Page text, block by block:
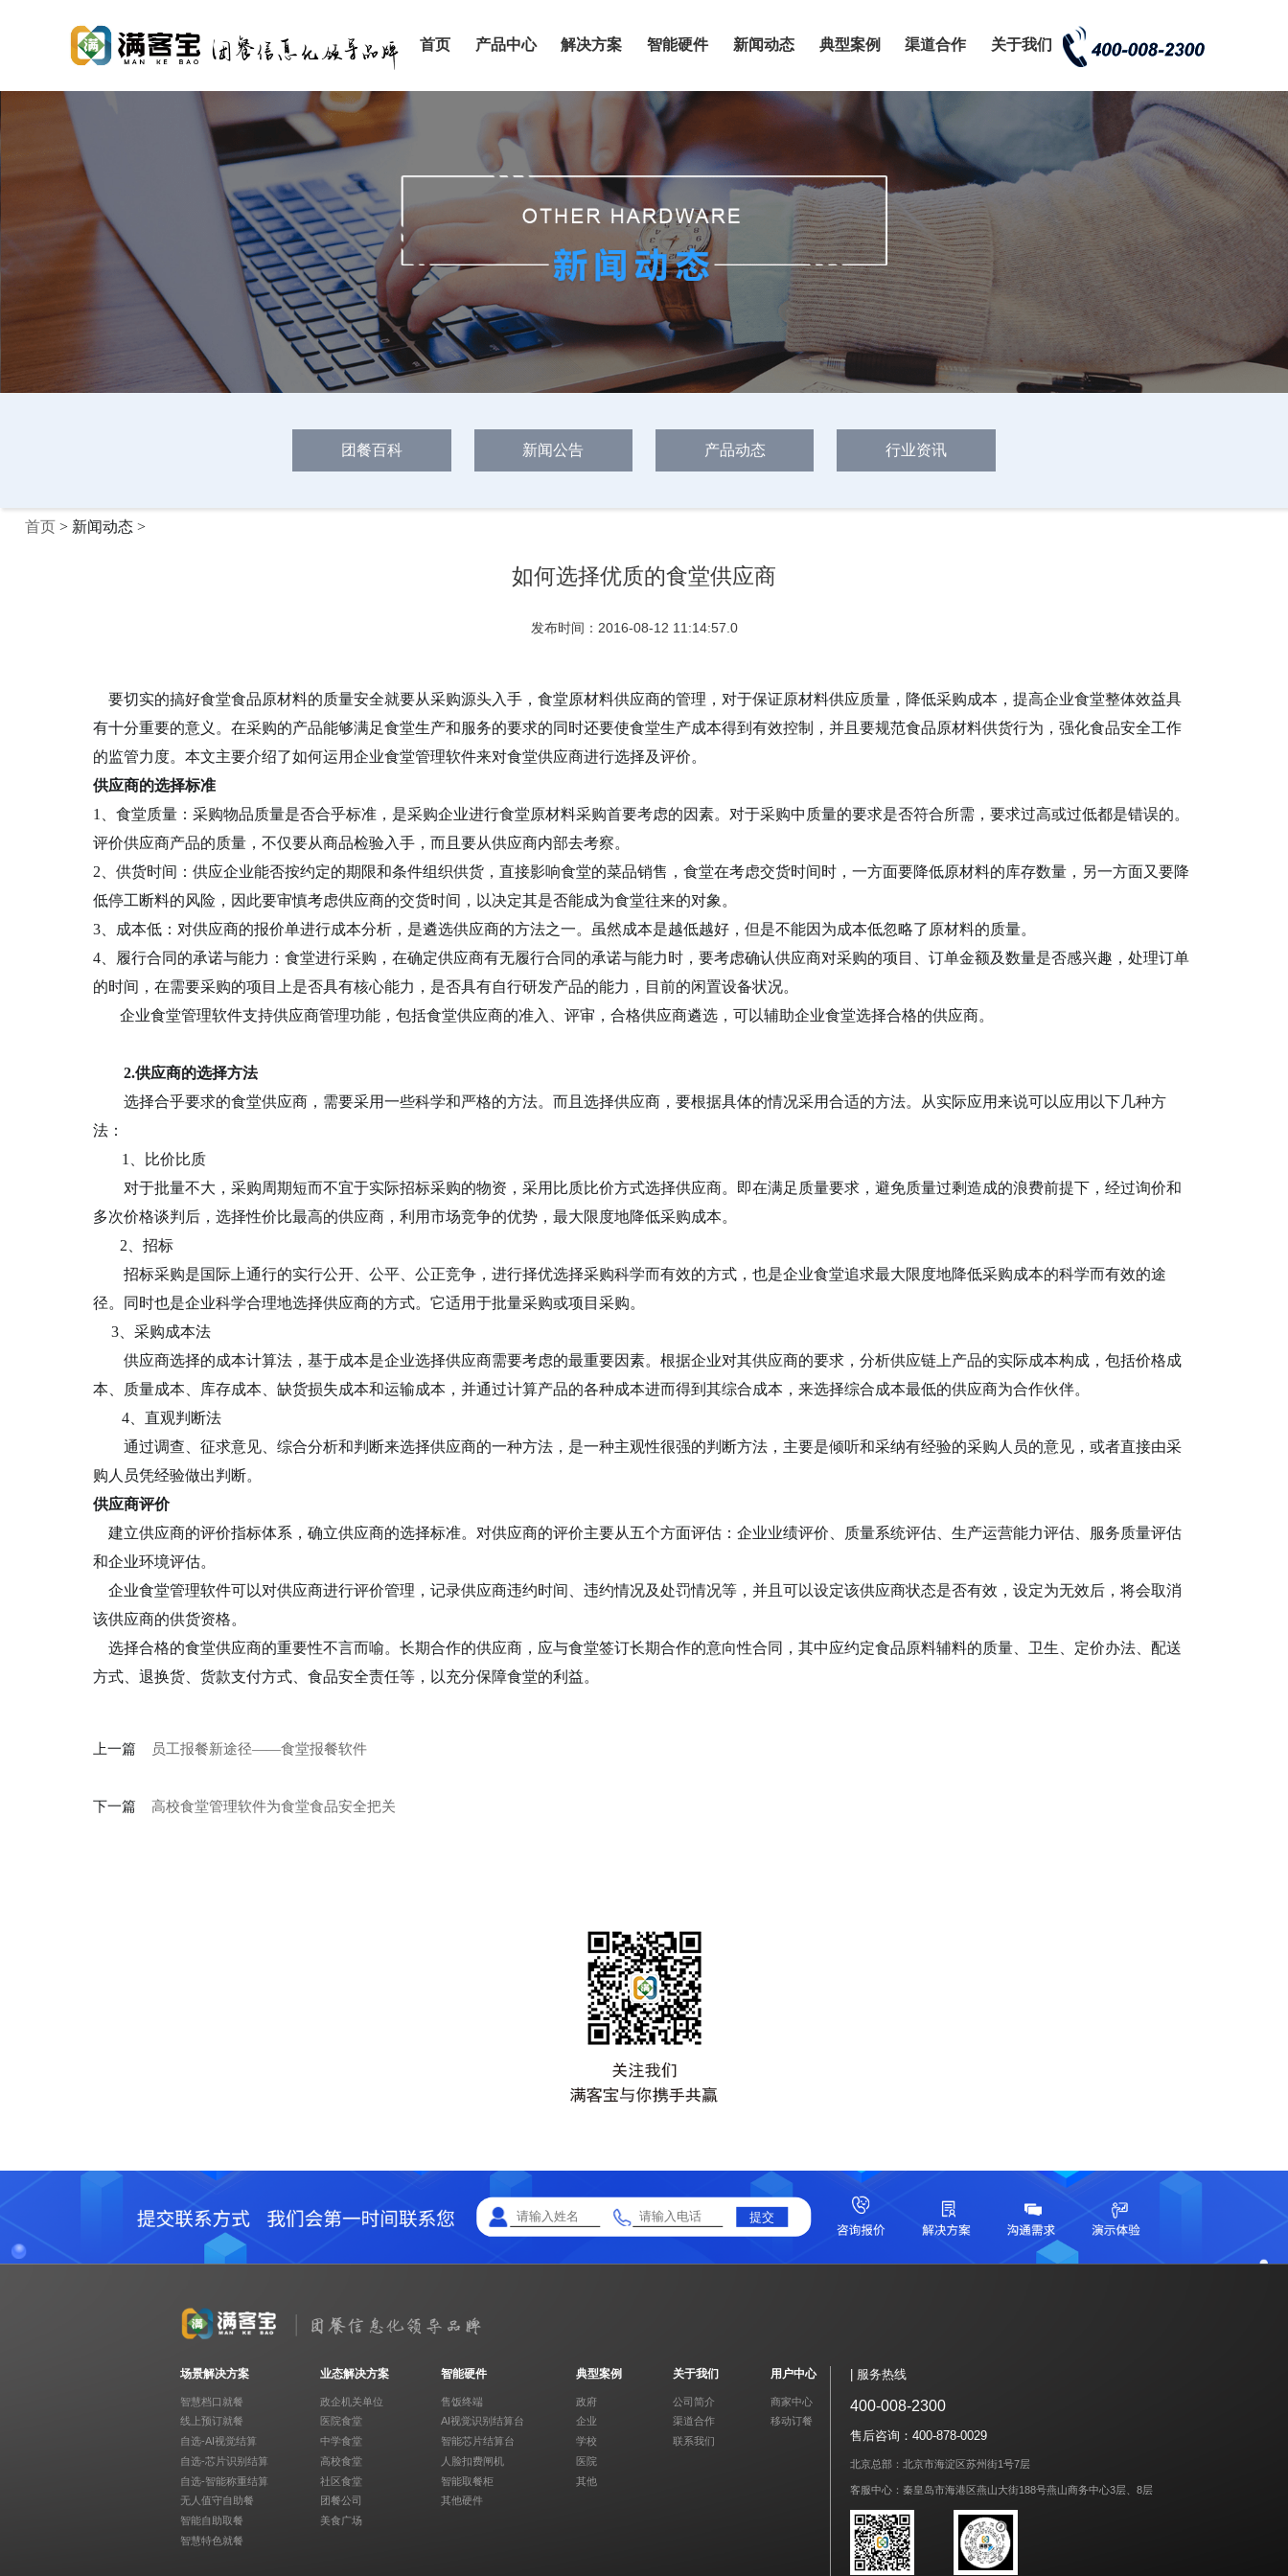
首页 产品中心 解决方案 智能硬件 新闻动态 典型案例 渠道合作 关于我们
团餐百科 新闻公告 产品动态 行业资讯
首页 > 新闻动态 >
如何选择优质的食堂供应商
发布时间：2016-08-12 11:14:57.0
要切实的搞好食堂食品原材料的质量安全就要从采购源头入手，食堂原材料供应商的管理， 对于保证原材料供应质量，降低采购成本，提高企业食堂整体效益具
有十分重要的意义 。 在采购的产品能够满足食堂生产和服务的要求的同时还要使食堂生产成本得到有效控制，并且要规范食品原材料供货行为，强化食品安全工作
的监管力度。 本文主要介绍了如何运用企业食堂管理软件来对食堂供应商进行选择及评价。
供应商的选择标准
1、食堂质量 ：采购物品质量是否合乎标准 ，是采购企业进行食堂原材料采购首要考虑的因素。对于采购中质量的要求是否符合所需，要求过高或过低都是错误的。
评价供应商产品的质量，不仅要从商品检验入手，而且要从供应商内部去考察。
2、供货时间 ：供应企业能否按约定的期限和条件组织供货，直接影响食堂的菜品销售 ， 食堂在考虑交货时间时，一方面要降低原材料的库存数量，另一方面又要降
低停工断料的风险，因此要审慎考虑供应商的交货时间，以决定其是否能成为食堂往来的对象。
3、
成本低：对供应商的报价单进行成本分析，是遴选供应商的方法之一。 虽然成本是越低越好 ， 但是不能因为成本低忽略了原材料的质量。
4、
履行合同的承诺与能力： 食堂进行采购，在确定供应商有无履行合同的承诺与能力时，要考虑确认供应商对采购的项目、订单金额及数量是否感兴趣，处理订单
的时间，在需要采购的项目上是否具有核心能力，是否具有自行研发产品的能力，目前的闲置设备状况。
企业食堂管理软件支持供应商管理功能，包括食堂供应商的准入、 评审，合格供应商遴选，可以辅助企业食堂选择合格的供应商。
2.供应商的选择方法
选择合乎要求的食堂供应商，需要采用一些科学和严格的方法。而且选择供应商，要根据具体的情况采用合适的方法。从实际应用来说可以应用以下几种方
法 ：
1、
比价比质
对于批量不大，采购周期短而不宜于实际招标采购的物资，采用比质比价方式选择供应商。即在满足质量要求，避免质量过剩造成的浪费前提下，经过询价和
多次价格谈判 后 ，选择性价比最高的供应商，利用市场竞争的优势，最大限度地降低采购成本。
2、 招标
招标采购是国际上通行的实行公开、公平、公正竞争，进行择优选择采购科学而有效的方式，也是企业食堂追求最大限度地降低采购成本的科学而有效的途
径。同时也是企业科学合理地选择供应商的方式。它适用于批量采购或项目采购。
3、 采购成本法
供应商选择的成本计算法，基于成本是企业选择供应商需要考虑的最重要因素。根据企业对其供应商的要求，分析供应链上产品的实际成本构成，包括价格成
本、质量成本、库存成本、缺货损失成本和运输成本，并通过计算产品的各种成本进而得到其综合成本， 来选择综合成本最低的供应商为合作伙伴。
4、 直观判断法
通过调查、征求意见、综合分析和判断来选择供应商的一种方法，是一种主观性很强的判断方法，主要是倾听和采纳有经验的采购人员的意见，或者直接由采
购人员凭经验做出判断。
供应商评价
建立供应商的评价指标体系，确立供应商的选择标准。对供应商的评价主要从五个方面评估：企业业绩评价、质量系统评估、生产运营能力评估、服务质量评估
和企业环境评估。
企业食堂管理软件可以对供应商进行评价管理，记录供应商违约时间、违约情况及处罚情况等，并且可以设定该供应商状态是否有效，设定为无效后，将会取消
该供应商的供货资格。
选择合格的食堂供应商的重要性不言而喻。长期合作的供应商，应与食堂签订长期合作的意向性合同，其中应约定食品原料辅料的质量、卫生、定价办法、配送
方式、退换货、货款支付方式、食品安全责任等，以充分保障食堂的利益。
上一篇 员工报餐新途径——食堂报餐软件
下一篇 高校食堂管理软件为食堂食品安全把关
提交
场景解决方案
智慧档口就餐
线上预订就餐
自选-AI视觉结算
自选-芯片识别结算
自选-智能称重结算
无人值守自助餐
智能自助取餐
智慧特色就餐
业态解决方案
政企机关单位
医院食堂
中学食堂
高校食堂
社区食堂
团餐公司
美食广场
智能硬件
售饭终端
AI视觉识别结算台
智能芯片结算台
人脸扣费闸机
智能取餐柜
其他硬件
典型案例
政府
企业
学校
医院
其他
关于我们
公司简介
渠道合作
联系我们
用户中心
商家中心
移动订餐
| 服务热线
400-008-2300
售后咨询：400-878-0029
北京总部：北京市海淀区苏州街1号7层
客服中心：秦皇岛市海港区燕山大街188号燕山商务中心3层、8层